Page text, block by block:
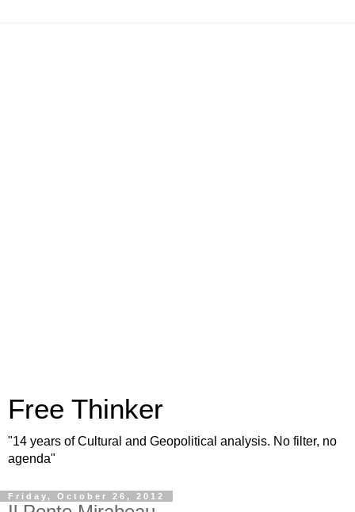
Free Thinker
"14 years of Cultural and Geopolitical analysis. No filter, no
agenda"
Friday, October 26, 2012